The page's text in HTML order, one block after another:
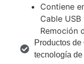
Contiene
Cable
Remoción
Productos
tecnología